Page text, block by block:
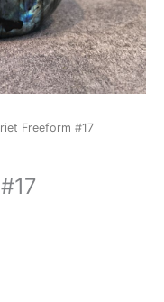
Freeform #17